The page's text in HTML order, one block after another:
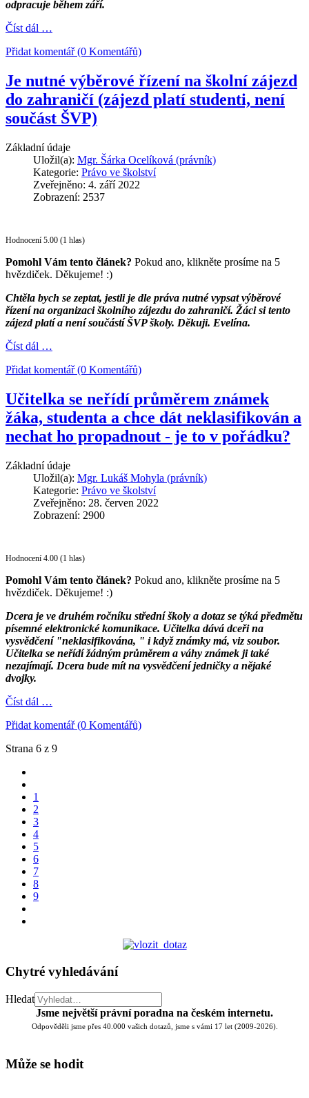
odpracuje během září.
Číst dál …
Přidat komentář (0 Komentářů)
Je nutné výběrové řízení na školní zájezd
do zahraničí (zájezd platí studenti, není
součást ŠVP)
Základní údaje
Uložil(a): Mgr. Šárka Ocelíková (právník)
Kategorie: Právo ve školství
Zveřejněno: 4. září 2022
Zobrazení: 2537
Hodnocení 5.00 (1 hlas)
Pomohl Vám tento článek? Pokud ano, klikněte prosíme na 5
hvězdiček. Děkujeme! :)
Chtěla bych se zeptat, jestli je dle práva nutné vypsat výběrové
řízení na organizaci školního zájezdu do zahraničí. Žáci si tento
zájezd platí a není součástí ŠVP školy. Děkuji. Evelína.
Číst dál …
Přidat komentář (0 Komentářů)
Učitelka se neřídí průměrem známek
žáka, studenta a chce dát neklasifikován a
nechat ho propadnout - je to v pořádku?
Základní údaje
Uložil(a): Mgr. Lukáš Mohyla (právník)
Kategorie: Právo ve školství
Zveřejněno: 28. červen 2022
Zobrazení: 2900
Hodnocení 4.00 (1 hlas)
Pomohl Vám tento článek? Pokud ano, klikněte prosíme na 5
hvězdiček. Děkujeme! :)
Dcera je ve druhém ročníku střední školy a dotaz se týká předmětu
písemné elektronické komunikace. Učitelka dává dceři na
vysvědčení "neklasifikována, " i když známky má, viz soubor.
Učitelka se neřídí žádným průměrem a váhy známek ji také
nezajímají. Dcera bude mít na vysvědčení jedničky a nějaké
dvojky.
Číst dál …
Přidat komentář (0 Komentářů)
Strana 6 z 9
1
2
3
4
5
6
7
8
9
Chytré vyhledávání
Hledat
Jsme největší právní poradna na českém internetu.
Odpověděli jsme přes 40.000 vašich dotazů, jsme s vámi 17 let (2009-2026).
Může se hodit